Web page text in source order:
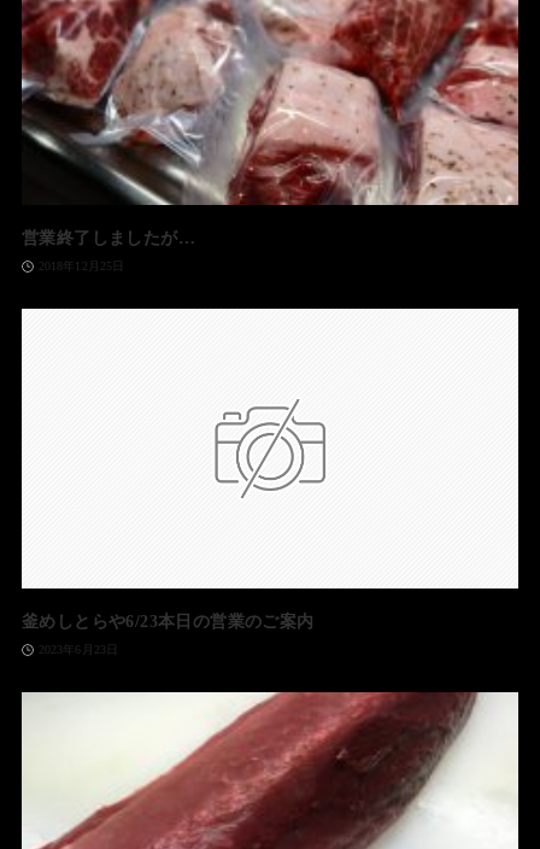
営業終了しましたが…
2018年12月25日
釜めしとらや6/23本日の営業のご案内
2023年6月23日